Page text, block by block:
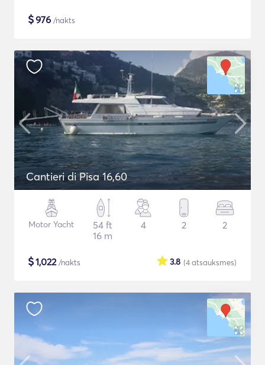
$976 /nakts
Cantieri di Pisa 16,60
Motor Yacht
54 ft
16 m
4 2 2
$1,022/nakts (4atsauksmes)
3.8